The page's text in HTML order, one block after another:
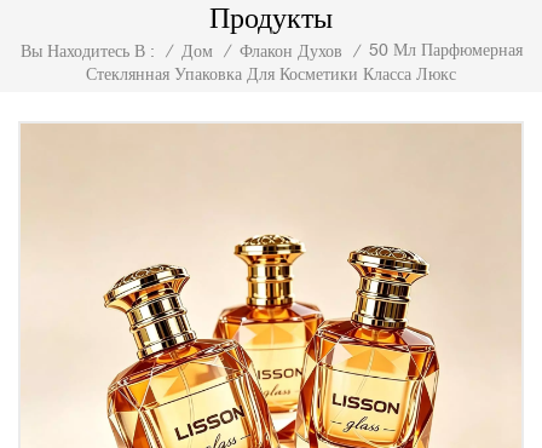
Продукты
Вы Находитесь В : / Дом / Флакон Духов / 50 Мл Парфюмерная
Стеклянная Упаковка Для Косметики Класса Люкс